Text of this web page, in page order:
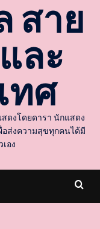
สาย
ละ
ทศ
ดงโดยดารา นักแสดง
อส่งความสุขทุกคนได้มี
อง